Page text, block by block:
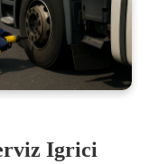
Igrici